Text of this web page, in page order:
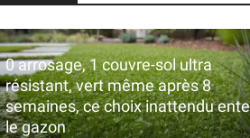
0 arrosage, 1 couvre-sol ultra
résistant, vert même après 8
semaines, ce choix inattendu
le gazon